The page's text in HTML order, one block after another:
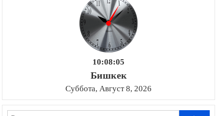
10:08:06
Бишкек
Суббота, Август 8, 2026